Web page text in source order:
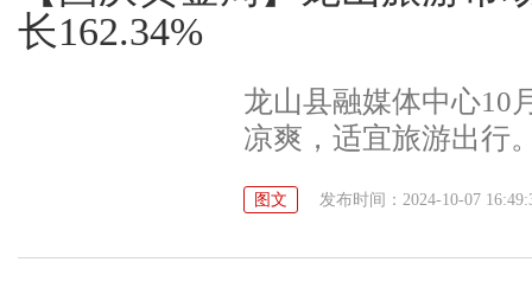
共接待游客3000余人
豆、土鸡等农产品1
长162.34%
龙山县融媒体中心10
凉爽，适宜旅游出行
拉景区、八面山景区
图文 发布时间：2024-10-07